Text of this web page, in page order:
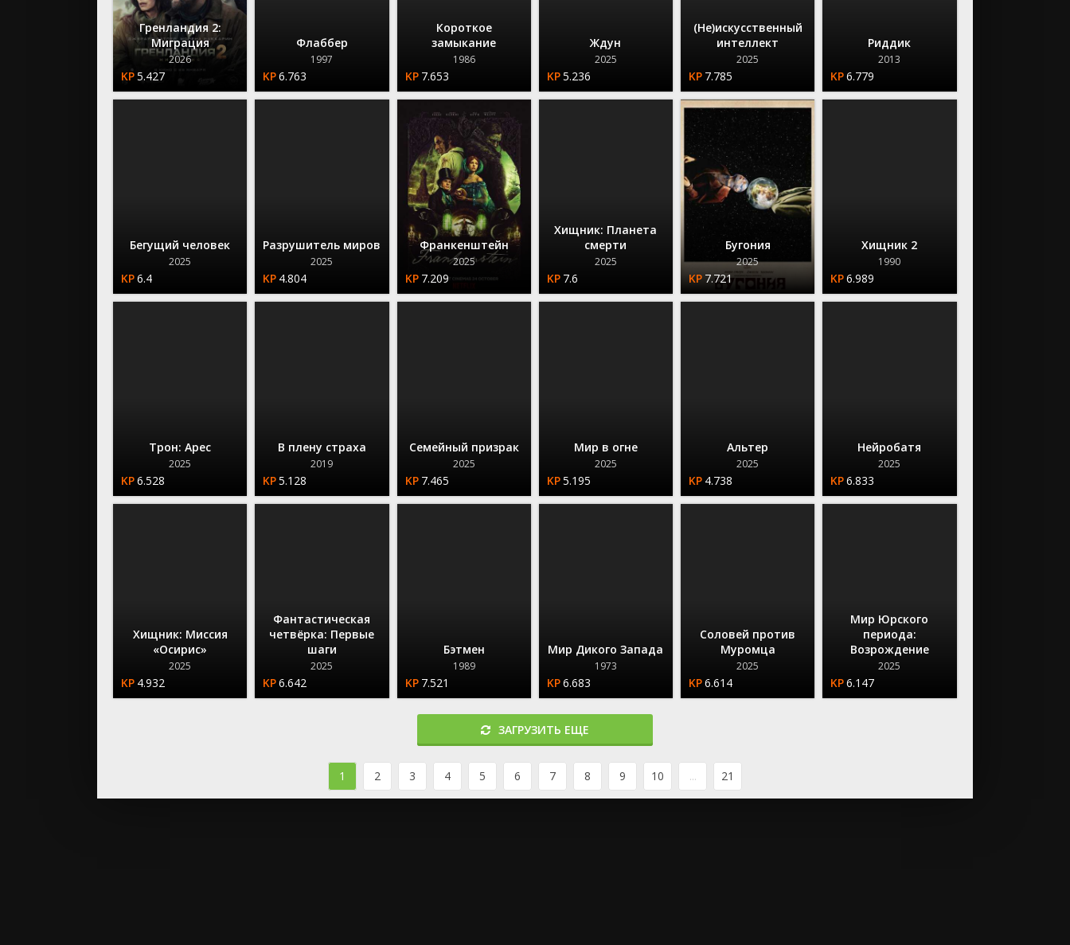
Гренландия 2:
Миграция
2026
5.427
Флаббер
1997
6.763
Короткое
замыкание
1986
7.653
Ждун
2025
5.236
(Не)искусственный
интеллект
2025
7.785
Риддик
2013
6.779
Бегущий человек
2025
6.4
Разрушитель миров
2025
4.804
Франкенштейн
2025
7.209
Хищник: Планета
смерти
2025
7.6
Бугония
2025
7.721
Хищник 2
1990
6.989
Трон: Арес
2025
6.528
В плену страха
2019
5.128
Семейный призрак
2025
7.465
Мир в огне
2025
5.195
Альтер
2025
4.738
Нейробатя
2025
6.833
Хищник: Миссия
«Осирис»
2025
4.932
Фантастическая
четвёрка: Первые
шаги
2025
6.642
Бэтмен
1989
7.521
Мир Дикого Запада
1973
6.683
Соловей против
Муромца
2025
6.614
Мир Юрского
периода:
Возрождение
2025
6.147
ЗАГРУЗИТЬ ЕЩЕ
1 2 3 4 5 6 7 8 9 10 ... 21